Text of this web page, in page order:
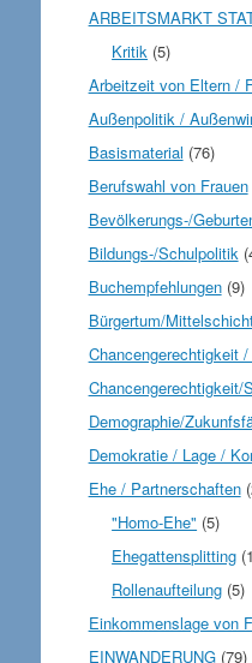
ARBEITSMARKT
Kritik (5)
Arbeitzeit von Eltern /
Außenpolitik /
Basismaterial (76)
Berufswahl von Frauen
Bevölkerungs-/
Bildungs-/Schulpolitik
Buchempfehlungen(9)
Bürgertum/
Chancengerechtigkeit
Chancengerechtigkeit/
Demographie/
Demokratie / Lage /
Ehe / Partnerschaften
"Homo-Ehe" (5)
Ehegattensplitting
Rollenaufteilung (5)
Einkommenslage von
EINWANDERUNG(79)